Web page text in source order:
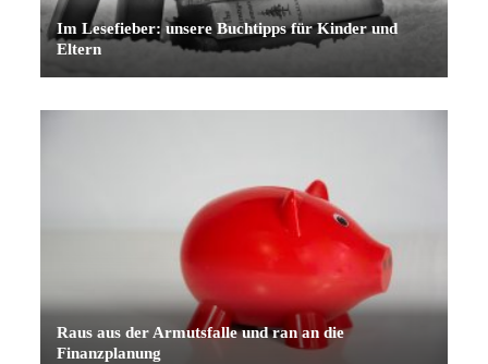
Im Lesefieber: unsere Buchtipps für Kinder und
Eltern
Raus aus der Armutsfalle und ran an die
Finanzplanung